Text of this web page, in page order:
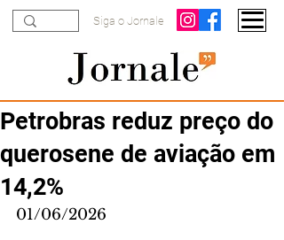
Siga o Jornale
Petrobras reduz preço do
querosene de aviação em
14,2%
01/06/2026